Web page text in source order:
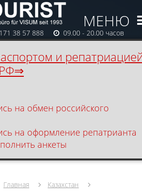
и
на обмен российского
на оформление репатрианта
анкеты
от отелей до лечебных
38 57 888 09.00 - 20.00 часов
МЕНЮ
Главная
Казахстан